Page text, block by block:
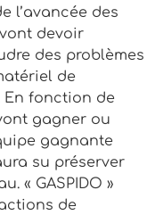
l’avancée des
devoir
des problèmes
de
En fonction de
gagner ou
gagnante
su préserver
« GASPIDO »
de